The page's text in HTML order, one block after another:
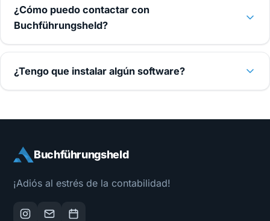
¿Cómo puedo contactar con
Buchführungsheld?
¿Tengo que instalar algún software?
Buchführungsheld
¡Adiós al estrés de la contabilidad!